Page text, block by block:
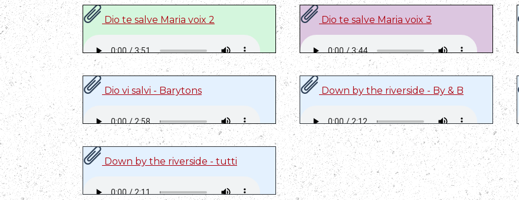
Dio te salve Maria voix 2 Dio te salve Maria voix 3
Dio vi salvi - Barytons Down by the riverside - By & B
Down by the riverside - tutti